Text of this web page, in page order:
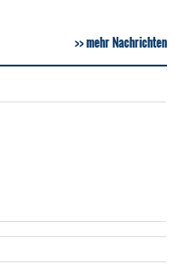
mehr Nachrichten